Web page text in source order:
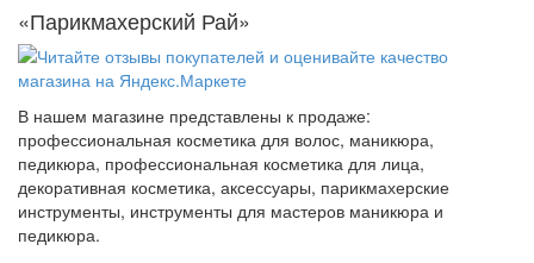
«Парикмахерский Рай»
В нашем магазине представлены к продаже:
профессиональная косметика для волос, маникюра,
педикюра, профессиональная косметика для лица,
декоративная косметика, аксессуары, парикмахерские
инструменты, инструменты для мастеров маникюра и
педикюра.